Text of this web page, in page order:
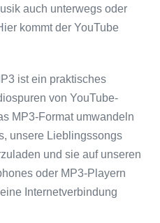
auch unterwegs oder
kommt der YouTube
ist ein praktisches
von YouTube-
MP3-Format umwandeln
unsere Lieblingssongs
und sie auf unseren
oder MP3-Playern
Internetverbindung